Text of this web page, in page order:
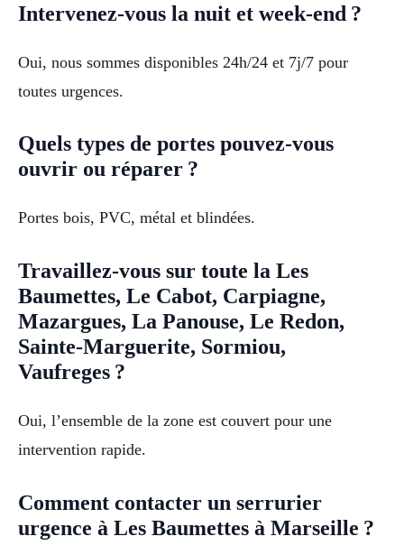
Intervenez-vous la nuit et week-end ?
Oui, nous sommes disponibles 24h/24 et 7j/7 pour
toutes urgences.
Quels types de portes pouvez-vous
ouvrir ou réparer ?
Portes bois, PVC, métal et blindées.
Travaillez-vous sur toute la Les
Baumettes, Le Cabot, Carpiagne,
Mazargues, La Panouse, Le Redon,
Sainte-Marguerite, Sormiou,
Vaufreges ?
Oui, l’ensemble de la zone est couvert pour une
intervention rapide.
Comment contacter un serrurier
urgence à Les Baumettes à Marseille ?